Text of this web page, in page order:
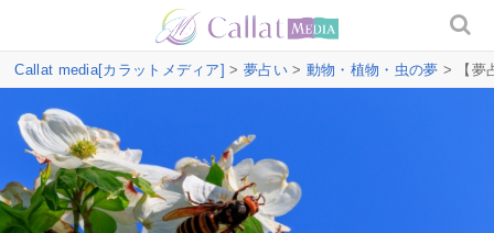
Callat media[カラットメディア] > 夢占い> 動物・植物・虫の夢 > 【夢